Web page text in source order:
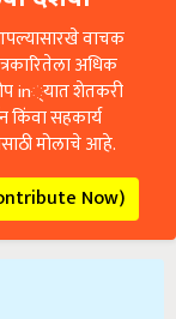
वाचक
अधिक
in्यात शेतकरी
किंवा सहकार्य
मोलाचे आहे.
Now)